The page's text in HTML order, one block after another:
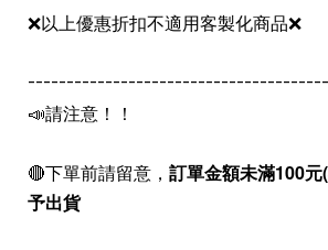
❌以上優惠折扣不適用客製化商品❌
📣請注意！！
🔴下單前請留意， 訂單金額未滿100元
予出貨